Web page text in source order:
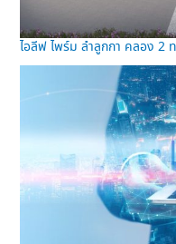
ไอลีฟ ไพร์ม ลำลูกกา คลอง 2